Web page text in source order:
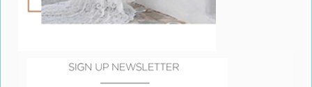
Η δύναμη και η ένταση της ομορφιάς των
ξεχωριστών αυτών δημιουργιών εξακολουθούν να
με κομψά ρούχα υψηλής αισθητικής, τα συναντάμε να
στολίζουν σελίδες περιοδικών, ταινίες, αλλά και τα